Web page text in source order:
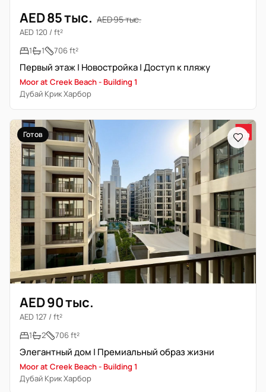
AED 85 тыс. AED 95 тыс.
AED 120 / ft²
1
1 706 ft²
Первый этаж | Новостройка | Доступ к пляжу
Moor at Creek Beach - Building 1
Дубай Крик Харбор
Готов
AED 90 тыс.
AED 127 / ft²
1
2 706 ft²
Элегантный дом | Премиальный образ жизни
Moor at Creek Beach - Building 1
Дубай Крик Харбор